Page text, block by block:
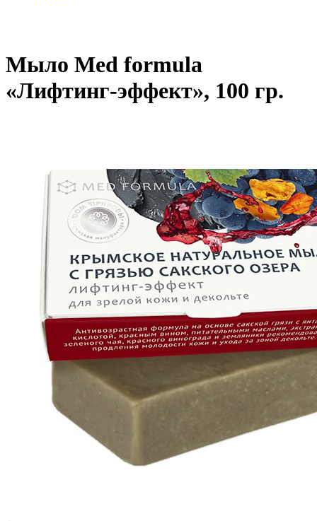
Мыло Med formula
«Лифтинг-эффект», 100 гр.